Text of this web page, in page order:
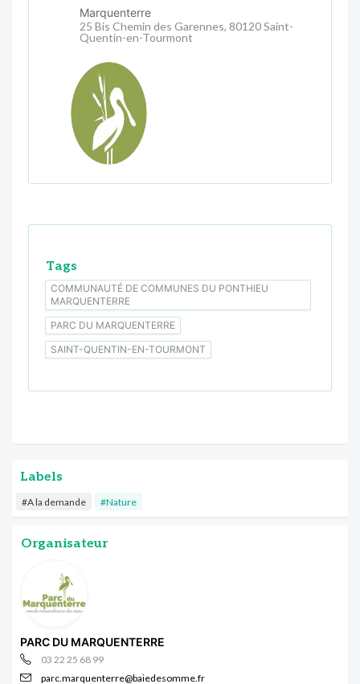
Marquenterre
25 Bis Chemin des Garennes, 80120 Saint-
Quentin-en-Tourmont
Tags
COMMUNAUTÉ DE COMMUNES DU PONTHIEU
MARQUENTERRE
PARC DU MARQUENTERRE
SAINT-QUENTIN-EN-TOURMONT
Labels
#A la demande #Nature
Organisateur
PARC DU MARQUENTERRE
03 22 25 68 99
parc.marquenterre@baiedesomme.fr